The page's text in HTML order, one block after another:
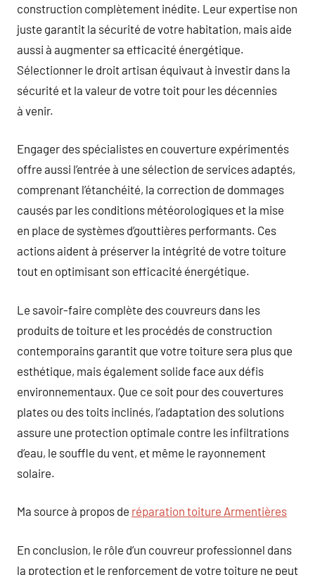
construction complètement inédite. Leur expertise non
juste garantit la sécurité de votre habitation, mais aide
aussi à augmenter sa efficacité énergétique.
Sélectionner le droit artisan équivaut à investir dans la
sécurité et la valeur de votre toit pour les décennies
à venir.
Engager des spécialistes en couverture expérimentés
offre aussi l’entrée à une sélection de services adaptés,
comprenant l’étanchéité, la correction de dommages
causés par les conditions météorologiques et la mise
en place de systèmes d’gouttières performants. Ces
actions aident à préserver la intégrité de votre toiture
tout en optimisant son efficacité énergétique.
Le savoir-faire complète des couvreurs dans les
produits de toiture et les procédés de construction
contemporains garantit que votre toiture sera plus que
esthétique, mais également solide face aux défis
environnementaux. Que ce soit pour des couvertures
plates ou des toits inclinés, l’adaptation des solutions
assure une protection optimale contre les infiltrations
d’eau, le souffle du vent, et même le rayonnement
solaire.
Ma source à propos de réparation toiture Armentières
En conclusion, le rôle d’un couvreur professionnel dans
la protection et le renforcement de votre toiture ne peut